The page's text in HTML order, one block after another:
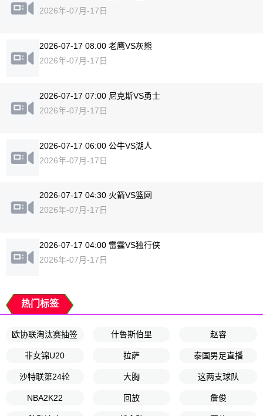
2026年-07月-17日
2026-07-17 08:00 老鹰VS灰熊
2026年-07月-17日
2026-07-17 07:00 尼克斯VS勇士
2026年-07月-17日
2026-07-17 06:00 公牛VS湖人
2026年-07月-17日
2026-07-17 04:30 火箭VS篮网
2026年-07月-17日
2026-07-17 04:00 雷霆VS独行侠
2026年-07月-17日
热门标签
欧协联淘汰赛抽签 什鲁斯伯里 赵睿
非女锦U20 拉萨 泰国男足直播
沙特联第24轮 大胸 这两支球队
NBA2K22 回放 詹俊